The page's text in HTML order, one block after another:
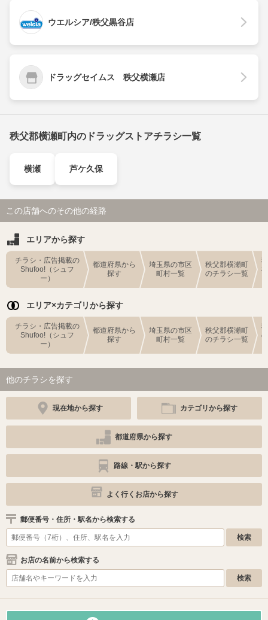
ウエルシア/秩父黒谷店
ドラッグセイムス 秩父横瀬店
秩父郡横瀬町内のドラッグストアチラシ一覧
横瀬 芦ケ久保
この店舗へのその他の経路
エリアから探す
チラシ・広告掲載の
Shufoo!（シュフ
ー）
都道府県から
探す
埼玉県の市区
町村一覧
秩父郡横瀬町
のチラシ一覧
エリア×カテゴリから探す
チラシ・広告掲載の
Shufoo!（シュフ
ー）
都道府県から
探す
埼玉県の市区
町村一覧
秩父郡横瀬町
のチラシ一覧
他のチラシを探す
現在地から探す カテゴリから探す
都道府県から探す
路線・駅から探す
よく行くお店から探す
郵便番号・住所・駅名から検索する
お店の名前から検索する